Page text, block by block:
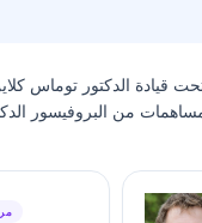
قيادة الدكتور توماس
من البروفيسور